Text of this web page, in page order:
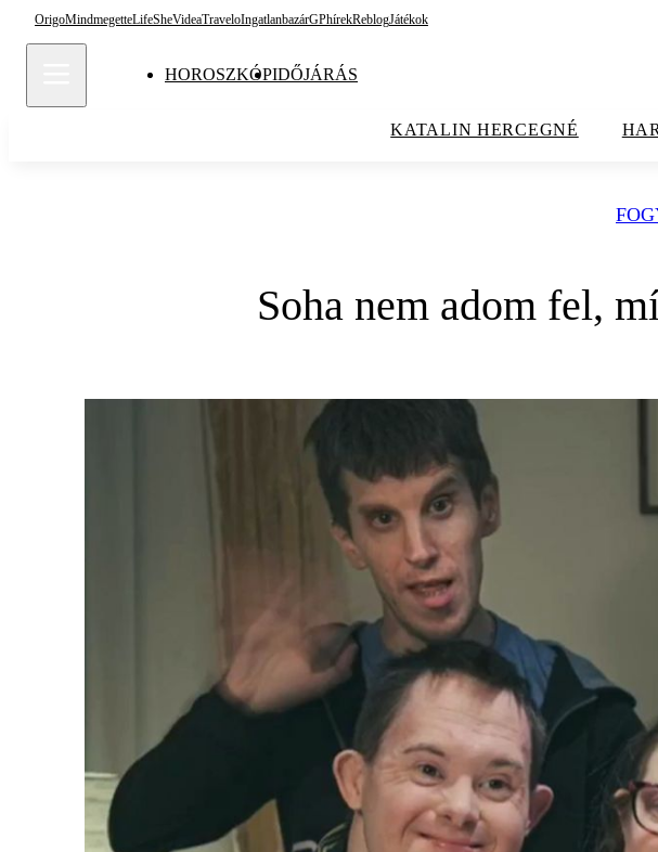
OrigoMindmegetteLifeSheVideaTraveloIngatlanbazárGPhírekReblogJátékok
HOROSZKÓPIDŐJÁRÁS
KATALIN HERCEGNÉ
Soha nem adom fel,